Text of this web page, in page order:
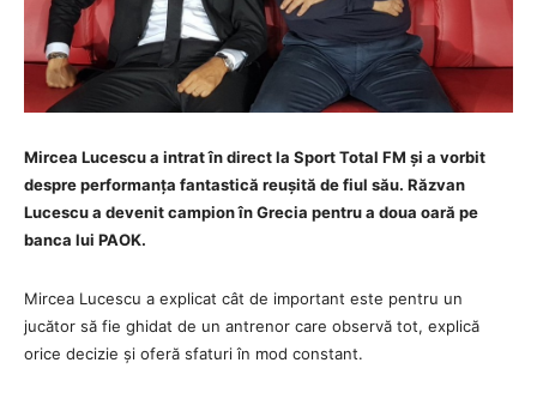
Mircea Lucescu a intrat în direct la Sport Total FM și a vorbit
despre performanța fantastică reușită de fiul său. Răzvan
Lucescu a devenit campion în Grecia pentru a doua oară pe
banca lui PAOK.
Mircea Lucescu a explicat cât de important este pentru un
jucător să fie ghidat de un antrenor care observă tot, explică
orice decizie și oferă sfaturi în mod constant.